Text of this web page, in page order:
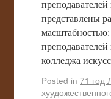
представлены
колледжа
Posted in 71 год